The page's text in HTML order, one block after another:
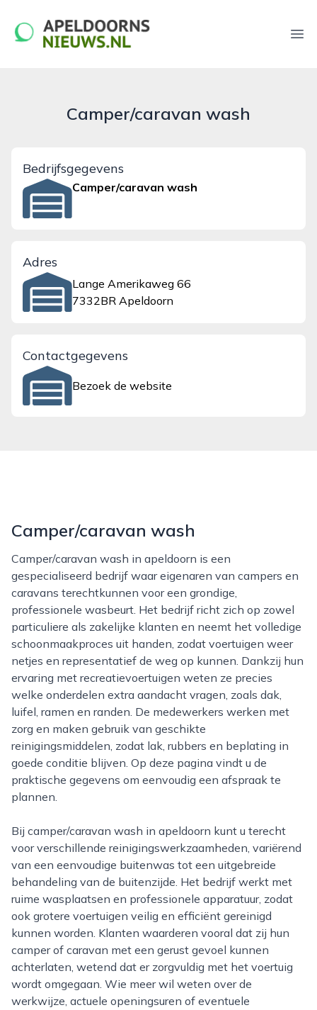
apeldoornsnieuws.nl
Camper/caravan wash
Bedrijfsgegevens
Camper/caravan wash
Adres
Lange Amerikaweg 66
7332BR Apeldoorn
Contactgegevens
Bezoek de website
Camper/caravan wash
Camper/caravan wash in apeldoorn is een
gespecialiseerd bedrijf waar eigenaren van campers en
caravans terechtkunnen voor een grondige,
professionele wasbeurt. Het bedrijf richt zich op zowel
particuliere als zakelijke klanten en neemt het volledige
schoonmaakproces uit handen, zodat voertuigen weer
netjes en representatief de weg op kunnen. Dankzij hun
ervaring met recreatievoertuigen weten ze precies
welke onderdelen extra aandacht vragen, zoals dak,
luifel, ramen en randen. De medewerkers werken met
zorg en maken gebruik van geschikte
reinigingsmiddelen, zodat lak, rubbers en beplating in
goede conditie blijven. Op deze pagina vindt u de
praktische gegevens om eenvoudig een afspraak te
plannen.
Bij camper/caravan wash in apeldoorn kunt u terecht
voor verschillende reinigingswerkzaamheden, variërend
van een eenvoudige buitenwas tot een uitgebreide
behandeling van de buitenzijde. Het bedrijf werkt met
ruime wasplaatsen en professionele apparatuur, zodat
ook grotere voertuigen veilig en efficiënt gereinigd
kunnen worden. Klanten waarderen vooral dat zij hun
camper of caravan met een gerust gevoel kunnen
achterlaten, wetend dat er zorgvuldig met het voertuig
wordt omgegaan. Wie meer wil weten over de
werkwijze, actuele openingsuren of eventuele